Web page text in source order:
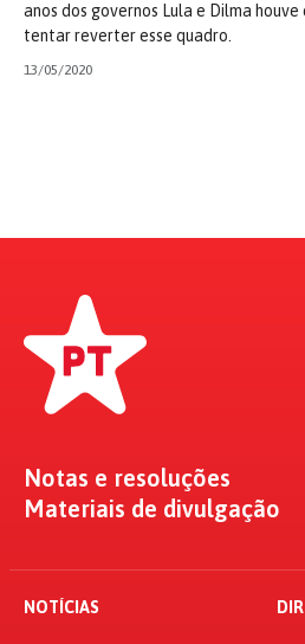
anos dos governos Lula e Dilma
tentar reverter esse quadro.
13/05/2020
Notas e resoluções
Materiais de divulgação
NOTÍCIAS